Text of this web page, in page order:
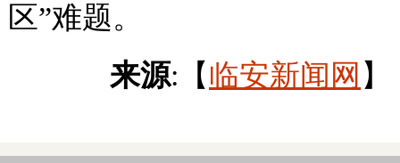
区”难题。
来源:【 临安新闻网